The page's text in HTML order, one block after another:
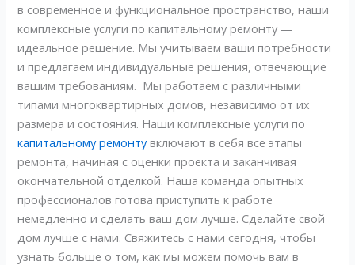
в современное и функциональное пространство, наши
комплексные услуги по капитальному ремонту —
идеальное решение. Мы учитываем ваши потребности
и предлагаем индивидуальные решения, отвечающие
вашим требованиям. Мы работаем с различными
типами многоквартирных домов, независимо от их
размера и состояния. Наши комплексные услуги по
капитальному ремонтувключают в себя все этапы
ремонта, начиная с оценки проекта и заканчивая
окончательной отделкой. Наша команда опытных
профессионалов готова приступить к работе
немедленно и сделать ваш дом лучше. Сделайте свой
дом лучше с нами. Свяжитесь с нами сегодня, чтобы
узнать больше о том, как мы можем помочь вам в